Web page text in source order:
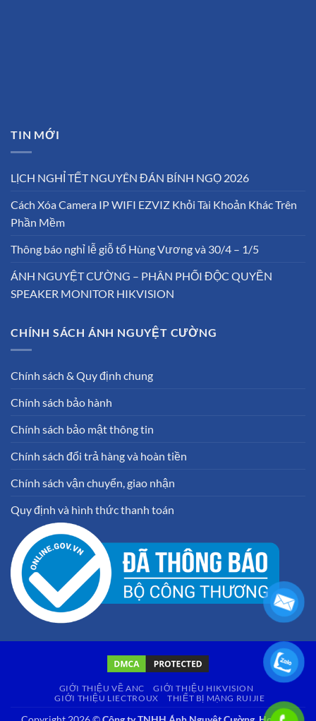
TIN MỚI
LỊCH NGHỈ TẾT NGUYÊN ĐÁN BÍNH NGỌ 2026
Cách Xóa Camera IP WIFI EZVIZ Khỏi Tài Khoản Khác Trên
Phần Mềm
Thông báo nghỉ lễ giỗ tổ Hùng Vương và 30/4 – 1/5
ÁNH NGUYỆT CƯỜNG – PHÂN PHỐI ĐỘC QUYỀN
SPEAKER MONITOR HIKVISION
CHÍNH SÁCH ÁNH NGUYỆT CƯỜNG
Chính sách & Quy định chung
Chính sách bảo hành
Chính sách bảo mật thông tin
Chính sách đổi trả hàng và hoàn tiền
Chính sách vận chuyển, giao nhận
Quy định và hình thức thanh toán
GIỚI THIỆU VỀ ANC
GIỚI THIỆU HIKVISION
GIỚI THIỆU LIECTROUX
THIẾT BỊ MẠNG RUIJIE